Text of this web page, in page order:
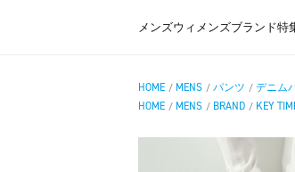
メンズウィメンズブランド特
HOME / MENS / パンツ / デニム
HOME / MENS / BRAND / KEY